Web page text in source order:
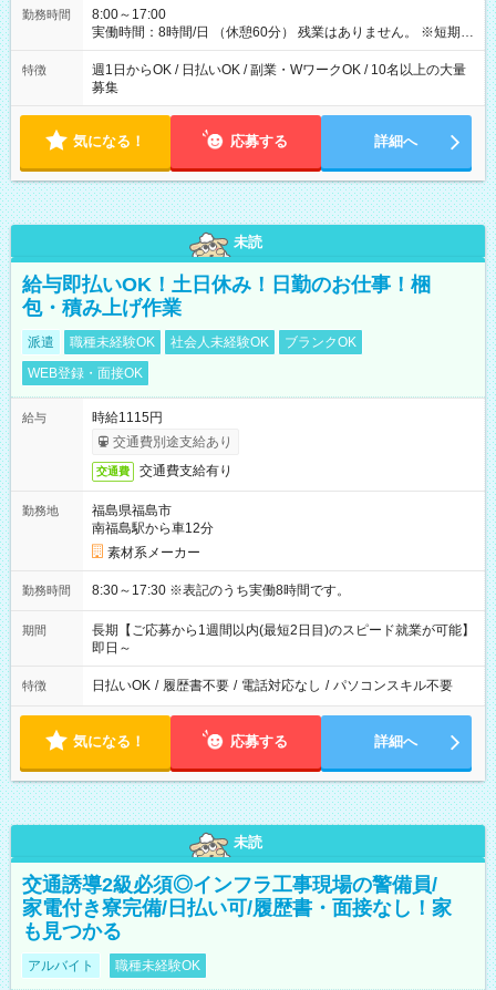
勤務時間
8:00～17:00
実働時間：8時間/日 （休憩60分） 残業はありません。 ※短期の
募集は行っておりません。予めご了承くださいませ。
特徴
週1日からOK / 日払いOK / 副業・WワークOK / 10名以上の大量
募集
気になる！ 応募する 詳細へ
未読
給与即払いOK！土日休み！日勤のお仕事！梱
包・積み上げ作業
派遣 職種未経験OK 社会人未経験OK
ブランクOK
WEB登録・面接OK
給与
時給1115円
交通費別途支給あり
交通費 交通費支給有り
勤務地
福島県福島市
南福島駅から車12分
素材系メーカー
勤務時間 8:30～17:30 ※表記のうち実働8時間です。
期間
長期【ご応募から1週間以内(最短2日目)のスピード就業が可能】
即日～
特徴 日払いOK / 履歴書不要 / 電話対応なし / パソコンスキル不要
気になる！ 応募する 詳細へ
未読
交通誘導2級必須◎インフラ工事現場の警備員/
家電付き寮完備/日払い可/履歴書・面接なし！家
も見つかる
アルバイト 職種未経験OK